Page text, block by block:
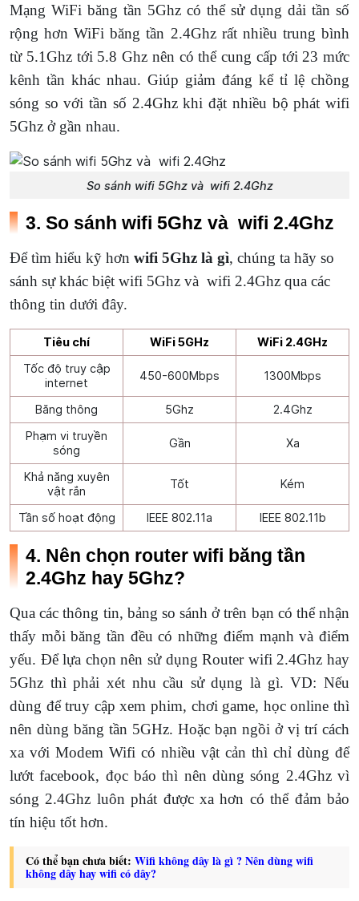
Mạng WiFi băng tần 5Ghz có thể sử dụng dải tần số
rộng hơn WiFi băng tần 2.4Ghz rất nhiều trung bình
từ 5.1Ghz tới 5.8 Ghz nên có thể cung cấp tới 23 mức
kênh tần khác nhau. Giúp giảm đáng kể tỉ lệ chồng
sóng so với tần số 2.4Ghz khi đặt nhiều bộ phát wifi
5Ghz ở gần nhau.
So sánh wifi 5Ghz và wifi 2.4Ghz
3. So sánh wifi 5Ghz và wifi 2.4Ghz
Để tìm hiểu kỹ hơn wifi 5Ghz là gì, chúng ta hãy so
sánh sự khác biệt wifi 5Ghz và wifi 2.4Ghz qua các
thông tin dưới đây.
Tiêu chí WiFi 5GHz
WiFi 2.4GHz
Tốc độ truy cập
internet
450-600Mbps 1300Mbps
Băng thông 5Ghz
2.4Ghz
Phạm vi truyền
sóng
Gần Xa
Khả năng xuyên
vật rắn
Tốt Kém
Tần số hoạt động IEEE 802.11a IEEE 802.11b
4. Nên chọn router wifi băng tần
2.4Ghz hay 5Ghz?
Qua các thông tin, bảng so sánh ở trên bạn có thể nhận
thấy mỗi băng tần đều có những điểm mạnh và điểm
yếu. Để lựa chọn nên sử dụng Router wifi 2.4Ghz hay
5Ghz thì phải xét nhu cầu sử dụng là gì. VD: Nếu
dùng để truy cập xem phim, chơi game, học online thì
nên dùng băng tần 5GHz. Hoặc bạn ngồi ở vị trí cách
xa với Modem Wifi có nhiều vật cản thì chỉ dùng để
lướt facebook, đọc báo thì nên dùng sóng 2.4Ghz vì
sóng 2.4Ghz luôn phát được xa hơn có thể đảm bảo
tín hiệu tốt hơn.
Có thể bạn chưa biết: Wifi không dây là gì ? Nên dùng wifi
không dây hay wifi có dây?